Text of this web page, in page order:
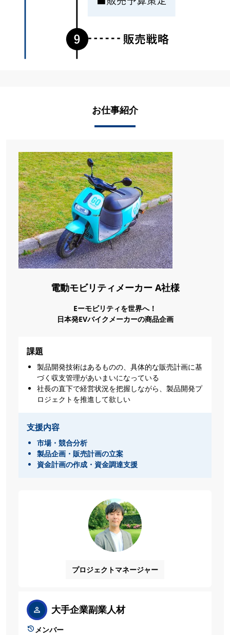
お仕事紹介
電動モビリティメーカー A社様
Eーモビリティを世界へ！
日本発EVバイクメーカーの商品企画
課題
製品開発技術はあるものの、具体的な販売計画に基
づく収支管理があいまいになっている
社長の直下で経営状況を把握しながら、製品開発プ
ロジェクトを推進して欲しい
支援内容
市場・競合分析
製品企画・販売計画の立案
資金計画の作成・資金調達支援
プロジェクトマネージャー
大手企業副業人材
メンバー